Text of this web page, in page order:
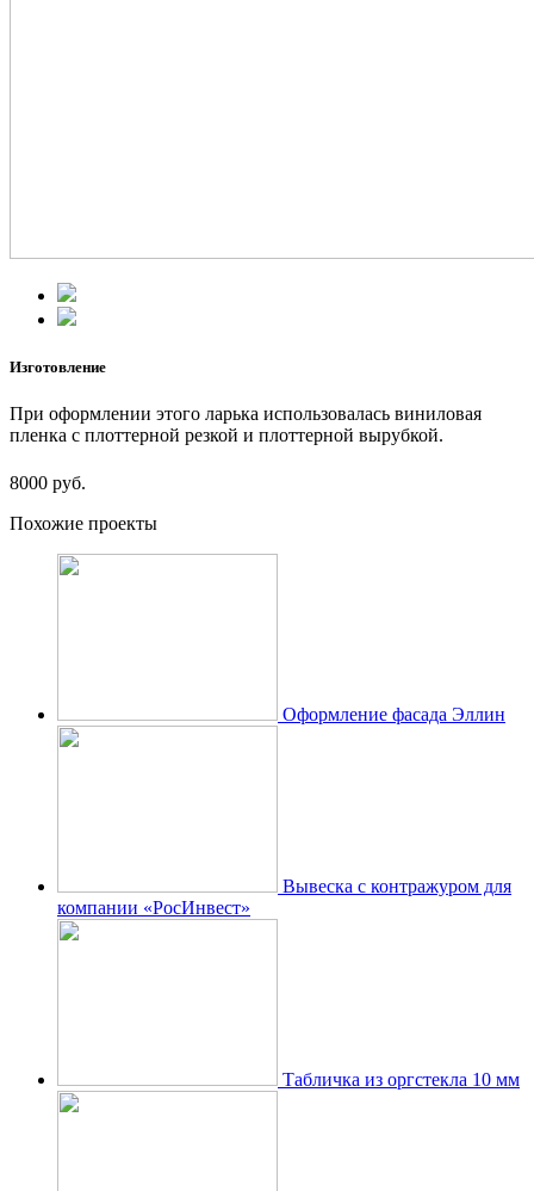
Изготовление
При оформлении этого ларька использовалась виниловая
пленка с плоттерной резкой и плоттерной вырубкой.
8000 руб.
Похожие проекты
Оформление фасада Эллин
Вывеска с контражуром для
компании «РосИнвест»
Табличка из оргстекла 10 мм